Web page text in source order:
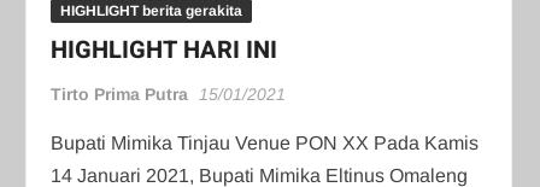
HIGHLIGHT berita gerakita
HIGHLIGHT HARI INI
Tirto Prima Putra 15/01/2021
Bupati Mimika Tinjau Venue PON XX Pada Kamis
14 Januari 2021, Bupati Mimika Eltinus Omaleng